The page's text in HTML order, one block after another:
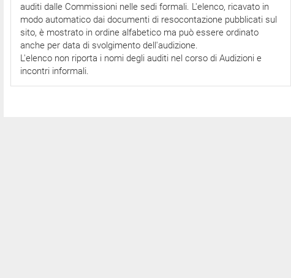
auditi dalle Commissioni nelle sedi formali. L'elenco, ricavato in
modo automatico dai documenti di resocontazione pubblicati sul
sito, è mostrato in ordine alfabetico ma può essere ordinato
anche per data di svolgimento dell'audizione.
L'elenco non riporta i nomi degli auditi nel corso di Audizioni e
incontri informali.